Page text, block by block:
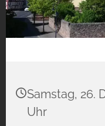
Samstag, 26.
Uhr